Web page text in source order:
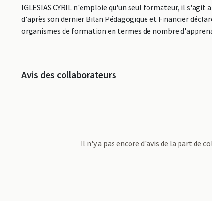
IGLESIAS CYRIL n'emploie qu'un seul formateur, il
d'après son dernier Bilan Pédagogique et Financier
organismes de formation en termes de nombre
Avis des collaborateurs
Il n'y a pas encore d'avis de la part de